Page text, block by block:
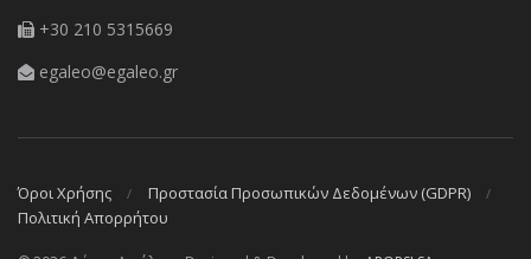
+30 210 5315669
egaleo@egaleo.gr
Όροι Χρήσης
Προστασία Προσωπικών Δεδομένων (GDPR)
Πολιτική Απορρήτου